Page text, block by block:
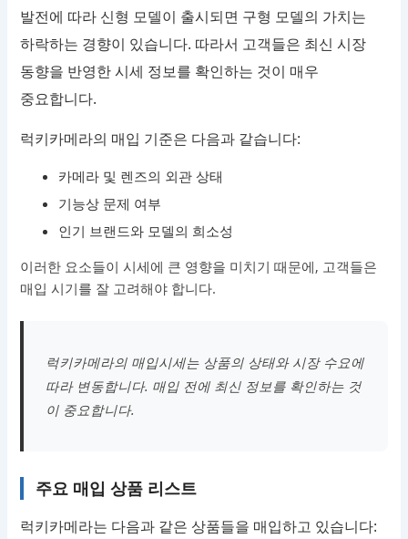
발전에 따라 신형 모델이 출시되면 구형 모델의 가치는
하락하는 경향이 있습니다. 따라서 고객들은 최신 시장
동향을 반영한 시세 정보를 확인하는 것이 매우
중요합니다.
럭키카메라의 매입 기준은 다음과 같습니다:
카메라 및 렌즈의 외관 상태
기능상 문제 여부
인기 브랜드와 모델의 희소성
이러한 요소들이 시세에 큰 영향을 미치기 때문에, 고객들은
매입 시기를 잘 고려해야 합니다.
럭키카메라의 매입시세는 상품의 상태와 시장 수요에
따라 변동합니다. 매입 전에 최신 정보를 확인하는 것
이 중요합니다.
주요 매입 상품 리스트
럭키카메라는 다음과 같은 상품들을 매입하고 있습니다: